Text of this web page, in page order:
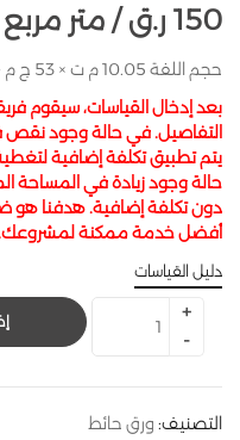
متر مربع / 150 ر.ق
حجم اللفة 10.05 م ت × 53 ج م -ألمانيا
بعد إدخال القياسات، سيقوم
التفاصيل. في حالة وجود
يتم تطبيق تكلفة إضافية
حالة وجود زيادة في المساحة
دون تكلفة إضافية. هدفنا هو
أفضل خدمة ممكنة
دليل القياسات
التصنيف: ورق حائط